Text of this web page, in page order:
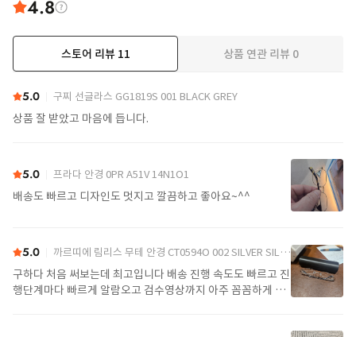
4.8
스토어 리뷰 11 상품 연관 리뷰 0
5.0 구찌 선글라스 GG1819S 001 BLACK GREY
상품 잘 받았고 마음에 듭니다.
5.0 프라다 안경 0PR A51V 14N1O1
배송도 빠르고 디자인도 멋지고 깔끔하고 좋아요~^^
5.0 까르띠에 림리스 무테 안경 CT0594O 002 SILVER SILVER TRANSPARENT
구하다 처음 써보는데 최고입니다 배송 진행 속도도 빠르고 진
행단계마다 빠르게 알람오고 검수영상까지 아주 꼼꼼하게 찍